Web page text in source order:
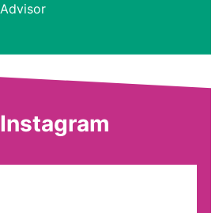
Instagram